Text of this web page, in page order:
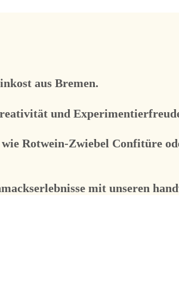
aus Bremen.
und
Rotwein-Zwiebel Confitüre
mit unseren